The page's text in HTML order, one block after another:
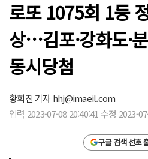
로또 1075회 1등
상…김포·강화도·
동시당첨
황희진 기자hhj@imaeil.com
입력 2023-07-08 20:40:41 수정 2023-
구글 검색 선호